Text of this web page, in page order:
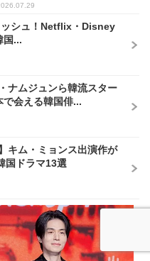
シュ！Netflix・Disney
国...
ナムジュンら韓流スター
会える韓国俳...
キム・ミョンス出演作が
国ドラマ13選